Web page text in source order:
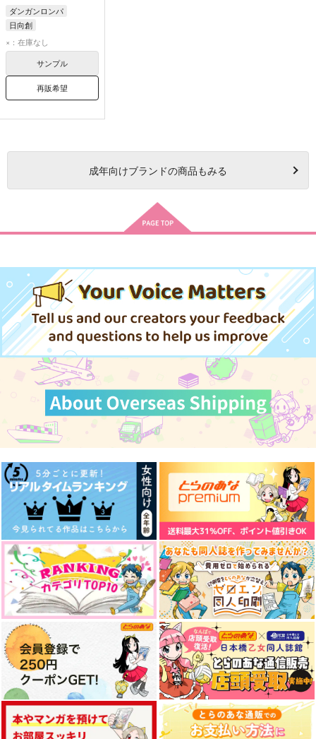
ダンガンロンパ
日向創
カムクライズル
×：在庫なし
サンプル
再販希望
成年向けブランドの商品もみる